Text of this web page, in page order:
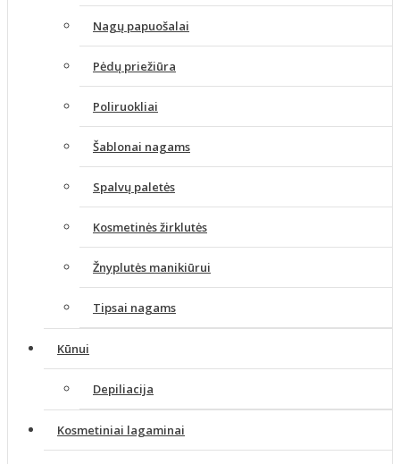
Nagų papuošalai
Pėdų priežiūra
Poliruokliai
Šablonai nagams
Spalvų paletės
Kosmetinės žirklutės
Žnyplutės manikiūrui
Tipsai nagams
Kūnui
Depiliacija
Kosmetiniai lagaminai